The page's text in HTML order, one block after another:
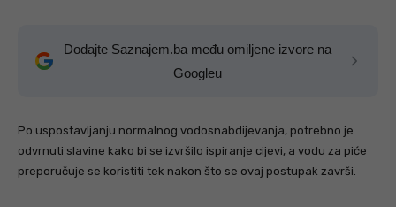
Dodajte Saznajem.ba među omiljene izvore na
Googleu
Po uspostavljanju normalnog vodosnabdijevanja, potrebno je
odvrnuti slavine kako bi se izvršilo ispiranje cijevi, a vodu za piće
preporučuje se koristiti tek nakon što se ovaj postupak završi.